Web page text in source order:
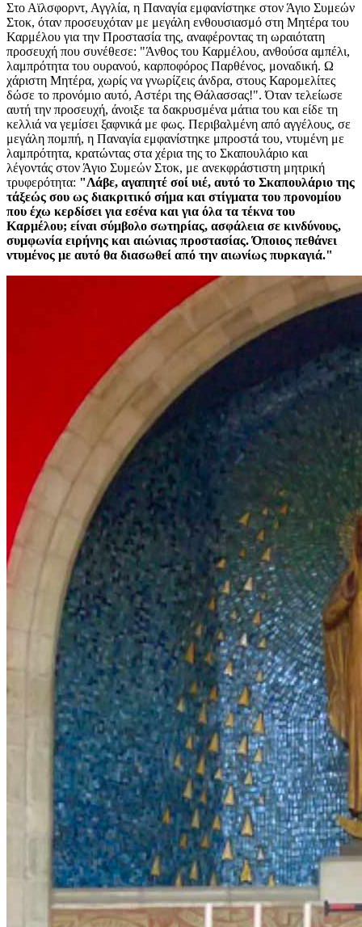
Στο Αϊλσφορντ, Αγγλία, η Παναγία εμφανίστηκε στον Άγιο Συμεών
Στοκ, όταν προσευχόταν με μεγάλη ενθουσιασμό στη Μητέρα του
Καρμέλου για την Προστασία της, αναφέροντας τη ωραιότατη
προσευχή που συνέθεσε: "Άνθος του Καρμέλου, ανθούσα αμπέλι,
λαμπρότητα του ουρανού, καρποφόρος Παρθένος, μοναδική. Ω
χάριστη Μητέρα, χωρίς να γνωρίζεις άνδρα, στους Καρομελίτες
δώσε το προνόμιο αυτό, Αστέρι της Θάλασσας!".Όταν τελείωσε
αυτή την προσευχή, άνοιξε τα δακρυσμένα μάτια του και είδε τη
κελλιά να γεμίσει ξαφνικά με φως. Περιβαλμένη από αγγέλους, σε
μεγάλη πομπή, η Παναγία εμφανίστηκε μπροστά του, ντυμένη με
λαμπρότητα, κρατώντας στα χέρια της το Σκαπουλάριο και
λέγοντάς στον Άγιο Συμεών Στοκ, με ανεκφράστιστη μητρική
τρυφερότητα: "Λάβε, αγαπητέ σοί υιέ, αυτό το Σκαπουλάριο της
τάξεώς σου ως διακριτικό σήμα και στίγματα του προνομίου
που έχω κερδίσει για εσένα και για όλα τα τέκνα του
Καρμέλου; είναι σύμβολο σωτηρίας, ασφάλεια σε κινδύνους,
συμφωνία ειρήνης και αιώνιας προστασίας. Όποιος πεθάνει
ντυμένος με αυτό θα διασωθεί από την αιωνίως πυρκαγιά."